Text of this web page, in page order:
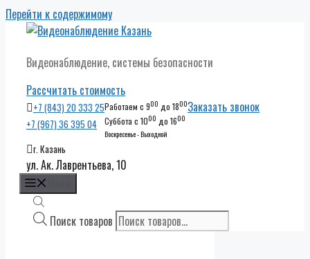
Перейти к содержимому
Видеонаблюдение, системы безопасности
Рассчитать стоимость
+7 (843) 20 333 25
+7 (967) 36 395 04
Работаем с 900 до 1800
Суббота с 1000 до 1600
Воскресенье - Выходной
Заказать звонок
г. Казань
ул. Ак. Лаврентьева, 10
Поиск товаров